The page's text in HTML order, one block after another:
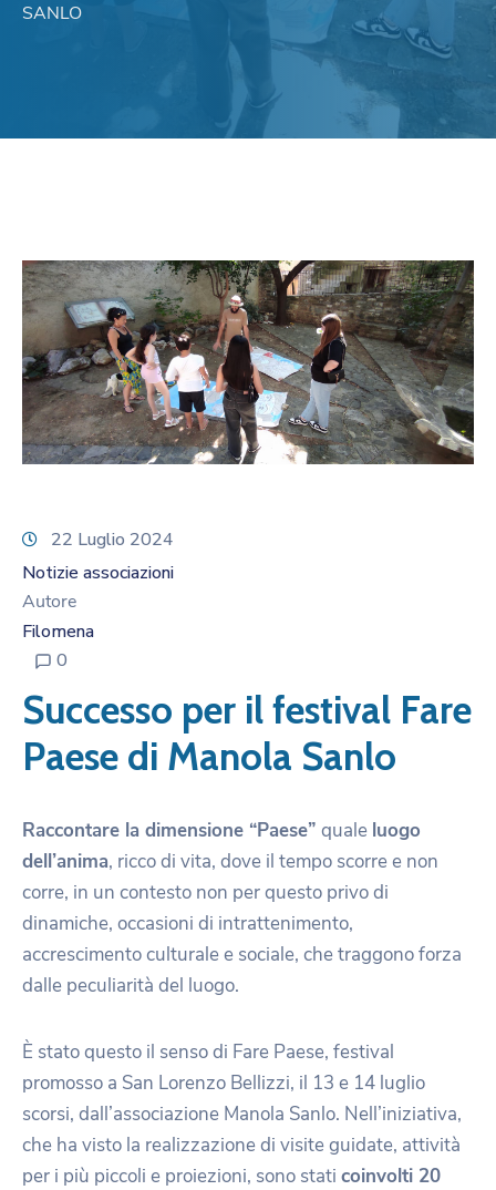
SANLO
22 Luglio 2024
Notizie associazioni
Autore
Filomena
0
Successo per il festival Fare
Paese di Manola Sanlo
Raccontare la dimensione “Paese” quale luogo
dell’anima, ricco di vita, dove il tempo scorre e non
corre, in un contesto non per questo privo di
dinamiche, occasioni di intrattenimento,
accrescimento culturale e sociale, che traggono forza
dalle peculiarità del luogo.
È stato questo il senso di Fare Paese, festival
promosso a San Lorenzo Bellizzi, il 13 e 14 luglio
scorsi, dall’associazione Manola Sanlo. Nell’iniziativa,
che ha visto la realizzazione di visite guidate, attività
per i più piccoli e proiezioni, sono stati coinvolti 20